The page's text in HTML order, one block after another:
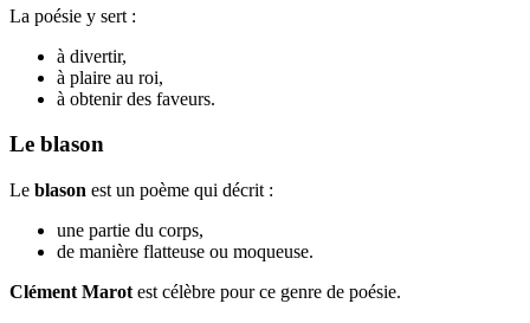
La poésie y sert :
à divertir,
à plaire au roi,
à obtenir des faveurs.
Le blason
Le blason est un poème qui décrit :
une partie du corps,
de manière flatteuse ou moqueuse.
Clément Marot est célèbre pour ce genre de poésie.